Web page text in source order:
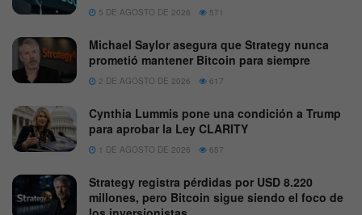
5 DE AGOSTO DE 2026 571
Michael Saylor asegura que Strategy nunca
prometió mantener Bitcoin para siempre
2 DE AGOSTO DE 2026 617
Cynthia Lummis pone una condición a Trump
para aprobar la Ley CLARITY
1 DE AGOSTO DE 2026 657
Strategy registra pérdidas por USD 8.220
millones, pero Bitcoin sigue siendo el foco de